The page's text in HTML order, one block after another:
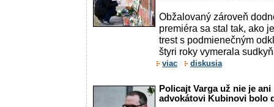
Obžalovaný zároveň
premiéra sa stal tak, ako
trest s podmienečným
štyri roky vymerala
viac diskusia
Policajt Varga už nie je
advokátovi Kubinovi bolo